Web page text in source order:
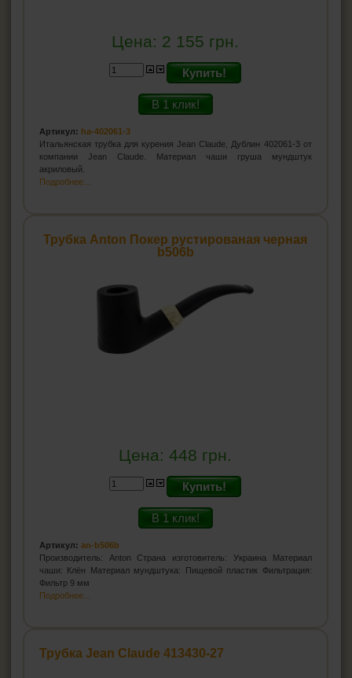
Цена: 2 155 грн.
Купить!
В 1 клик!
Артикул: ha-402061-3
Итальянская трубка для курения Jean Claude, Дублин 402061-3 от
компании Jean Claude. Материал чаши груша мундштук
акриловый.
Подробнее...
Трубка Anton Покер рустированая черная
b506b
Цена:448 грн.
Купить!
В 1 клик!
Артикул: an-b506b
Производитель: Anton Страна изготовитель: Украина Материал
чаши: Клён Материал мундштука: Пищевой пластик Фильтрация:
Фильтр 9 мм
Подробнее...
Трубка Jean Claude 413430-27